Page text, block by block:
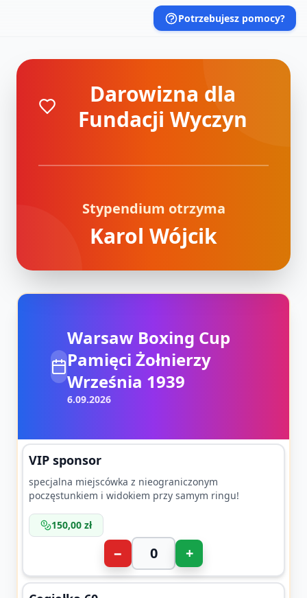
Potrzebujesz pomocy?
Darowizna dla
Fundacji Wyczyn
Stypendium otrzyma
Karol Wójcik
Warsaw Boxing Cup
Pamięci Żołnierzy
Września 1939
6.09.2026
VIP sponsor
specjalna miejscówka z nieograniczonym
poczęstunkiem i widokiem przy samym ringu!
150,00 zł
− +